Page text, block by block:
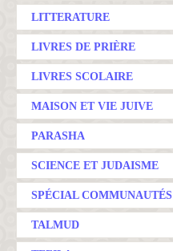
LITTERATURE
LIVRES DE PRIÈRE
LIVRES SCOLAIRE
MAISON ET VIE JUIVE
PARASHA
SCIENCE ET JUDAISME
SPÉCIAL COMMUNAUTÉS
TALMUD